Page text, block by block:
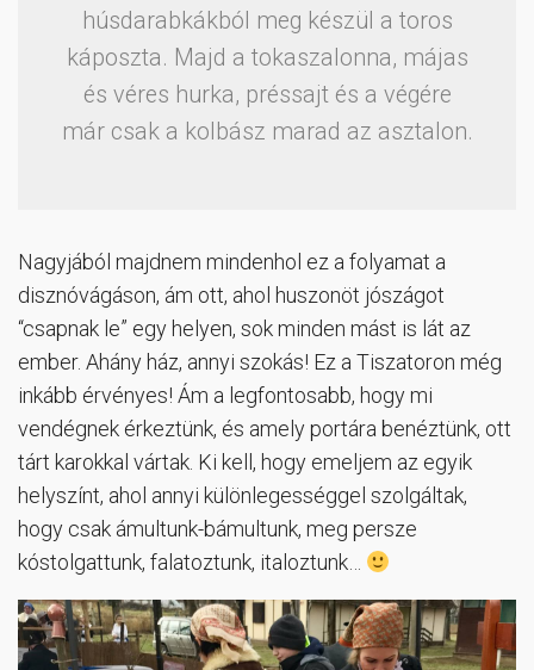
húsdarabkákból meg készül a toros
káposzta. Majd a tokaszalonna, májas
és véres hurka, préssajt és a végére
már csak a kolbász marad az asztalon.
Nagyjából majdnem mindenhol ez a folyamat a
disznóvágáson, ám ott, ahol huszonöt jószágot
“csapnak le” egy helyen, sok minden mást is lát az
ember. Ahány ház, annyi szokás! Ez a Tiszatoron még
inkább érvényes! Ám a legfontosabb, hogy mi
vendégnek érkeztünk, és amely portára benéztünk, ott
tárt karokkal vártak. Ki kell, hogy emeljem az egyik
helyszínt, ahol annyi különlegességgel szolgáltak,
hogy csak ámultunk-bámultunk, meg persze
kóstolgattunk, falatoztunk, italoztunk…